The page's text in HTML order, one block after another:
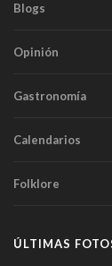
Blogs
Opinión
Gastronomía
Calendarios
Folklore
ÚLTIMAS